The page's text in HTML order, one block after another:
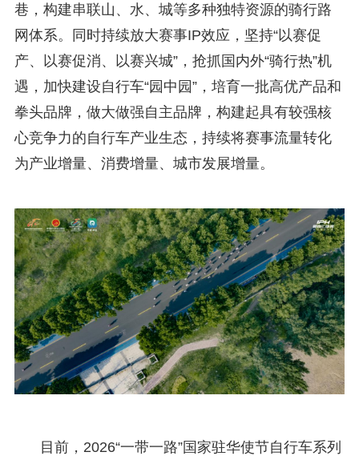
巷，构建串联山、水、城等多种独特资源的骑行路
网体系。同时持续放大赛事IP效应，坚持“以赛促
产、以赛促消、以赛兴城”，抢抓国内外“骑行热”机
遇，加快建设自行车“园中园”，培育一批高优产品和
拳头品牌，做大做强自主品牌，构建起具有较强核
心竞争力的自行车产业生态，持续将赛事流量转化
为产业增量、消费增量、城市发展增量。
目前，2026“一带一路”国家驻华使节自行车系列